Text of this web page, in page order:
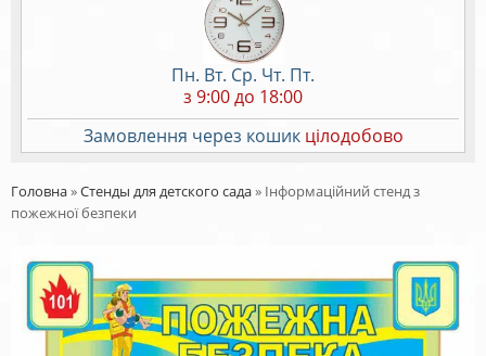
Пн. Вт. Ср. Чт. Пт.
з 9:00 до 18:00
Замовлення через кошик цілодобово
Головна»Стенды для детского сада» Інформаційний стенд з
пожежної безпеки